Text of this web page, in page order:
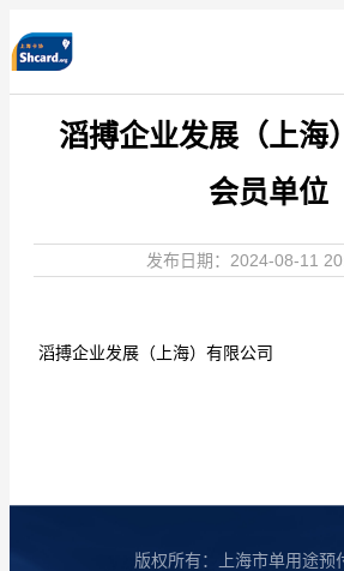
滔搏企业发展（上海
会员单位
发布日期：2024-08-11
滔搏企业发展（上海）有限公司
版权所有：上海市单用途预